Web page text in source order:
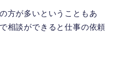
方が多いということもあ
相談ができると仕事の依頼